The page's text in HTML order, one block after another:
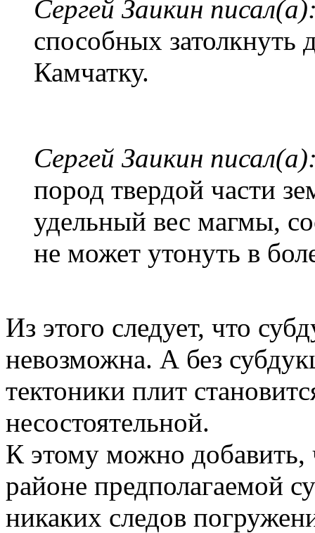
Сергей Заикин
способных затолкнуть
Камчатку.
Сергей Заикин
пород твердой части
удельный вес магмы,
не может утонуть в
Из этого следует, что
невозможна. А без
тектоники плит
несостоятельной.
К этому можно добавить,
районе предполагаемой
никаких следов